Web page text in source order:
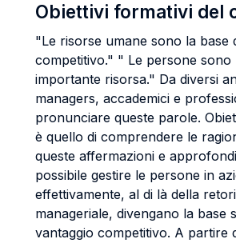
Obiettivi formativi del
"Le risorse umane sono la base
competitivo." " Le persone sono
importante risorsa." Da diversi
managers, accademici e
pronunciare queste parole.
è quello di comprendere le
queste affermazioni e
possibile gestire le persone in
effettivamente, al di là della
manageriale, divengano la base
vantaggio competitivo. A partire